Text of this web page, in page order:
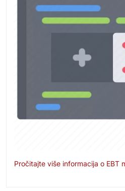
Pročitajte više informacija o EBT